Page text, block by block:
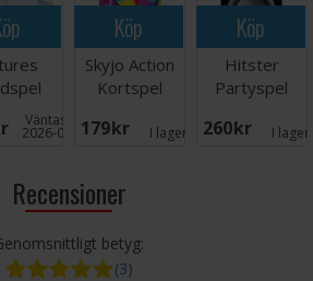
Väntas in:
2026-08-27
Köp
Skyjo Action
Kortspel
179 SEK I lager: 14
Köp
Hitster
Partyspel
260 SEK I
Recensioner
betyg:
(3)